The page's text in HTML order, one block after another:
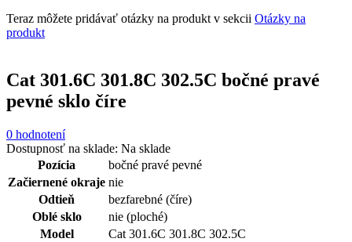
Teraz môžete pridávať otázky na produkt v sekcii Otázky na
produkt
Cat 301.6C 301.8C 302.5C bočné pravé
pevné sklo číre
0 hodnotení
Dostupnosť na sklade: Na sklade
Pozícia
bočné pravé pevné
Začiernené okraje nie
Odtieň
bezfarebné (číre)
Oblé sklo
nie (ploché)
Model
Cat 301.6C 301.8C 302.5C